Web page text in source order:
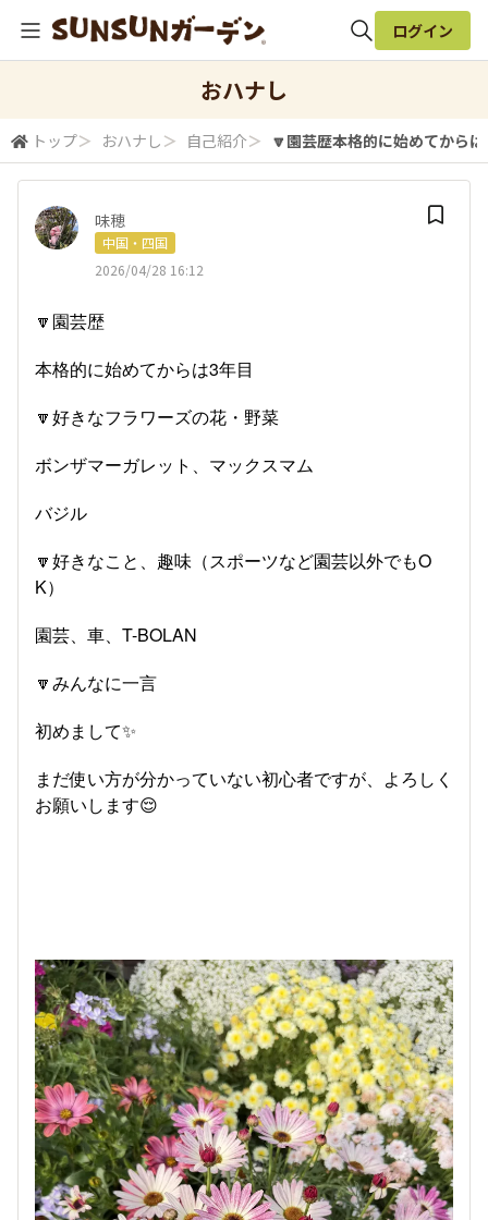
検索
ログイン
おハナし
トップ＞ おハナし ＞ 自己紹介＞ 🔽園芸歴本格的に始めてから
味穂
中国・四国
2026/04/28 16:12
🔽園芸歴
本格的に始めてからは3年目
🔽好きなフラワーズの花・野菜
ボンザマーガレット、マックスマム
バジル
🔽好きなこと、趣味（スポーツなど園芸以外でもO
K）
園芸、車、T-BOLAN
🔽みんなに一言
初めまして✨
まだ使い方が分かっていない初心者ですが、よろしく
お願いします😌